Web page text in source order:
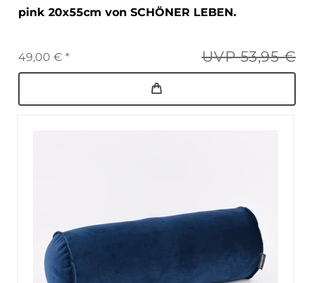
pink 20x55cm von SCHÖNER LEBEN.
UVP 53,95 €
49,00 € *